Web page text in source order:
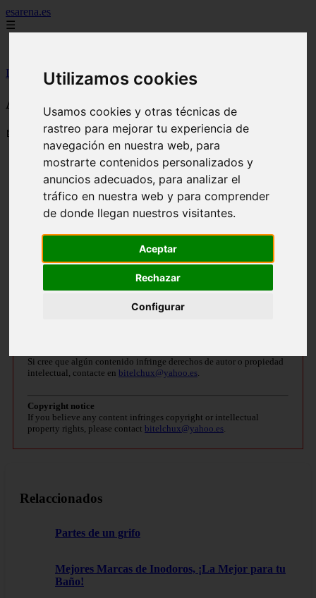
Utilizamos cookies
Usamos cookies y otras técnicas de
rastreo para mejorar tu experiencia de
navegación en nuestra web, para
mostrarte contenidos personalizados y
anuncios adecuados, para analizar el
tráfico en nuestra web y para comprender
de donde llegan nuestros visitantes.
Aceptar
Rechazar
Configurar
esarena.es
☰
Inicio
ducha >Arenas decorativas
Arenas decorativas
📅 31/08/2025
Vista rápida
Arena blanca zen
Vista rápida
Arena de albero
Si cree que algún contenido infringe derechos de autor o propiedad
intelectual, contacte en bitelchux@yahoo.es.
Copyright notice
If you believe any content infringes copyright or intellectual
property rights, please contact bitelchux@yahoo.es.
Relaccionados
Partes de un grifo
Mejores Marcas de Inodoros, ¡La Mejor para tu
Baño!